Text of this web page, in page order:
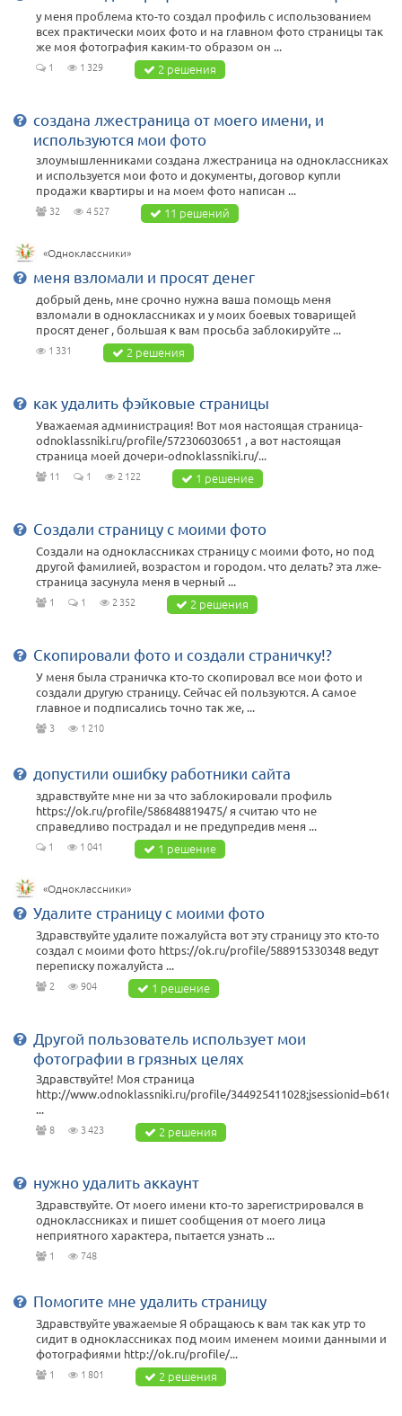
у меня проблема кто-то создал профиль с использованием
всех практически моих фото и на главном фото страницы так
же моя фотография каким-то образом он ...
1 1 329 2 решения
создана лжестраница от моего имени, и
используются мои фото
злоумышленниками создана лжестраница на одноклассниках
и используется мои фото и документы, договор купли
продажи квартиры и на моем фото написан ...
32 4 527 11 решений
«Одноклассники»
меня взломали и просят денег
добрый день, мне срочно нужна ваша помощь меня
взломали в одноклассниках и у моих боевых товарищей
просят денег , большая к вам просьба заблокируйте ...
1 331 2 решения
как удалить фэйковые страницы
Уважаемая администрация! Вот моя настоящая страница-
odnoklassniki.ru/profile/572306030651 , а вот настоящая
страница моей дочери-odnoklassniki.ru/...
11 1 2 122 1 решение
Создали страницу с моими фото
Создали на одноклассниках страницу с моими фото, но под
другой фамилией, возрастом и городом. что делать? эта лже-
страница засунула меня в черный ...
1 1 2 352 2 решения
Скопировали фото и создали страничку!?
У меня была страничка кто-то скопировал все мои фото и
создали другую страницу. Сейчас ей пользуются. А самое
главное и подписались точно так же, ...
3 1 210
допустили ошибку работники сайта
здравствуйте мне ни за что заблокировали профиль
https://ok.ru/profile/586848819475/ я считаю что не
справедливо пострадал и не предупредив меня ...
1 1 041 1 решение
«Одноклассники»
Удалите страницу с моими фото
Здравствуйте удалите пожалуйста вот эту страницу это кто-то
создал с моими фото https://ok.ru/profile/588915330348 ведут
переписку пожалуйста ...
2 904 1 решение
Другой пользователь использует мои
фотографии в грязных целях
Здравствуйте! Моя страница
http://www.odnoklassniki.ru/profile/
...
8 3 423 2 решения
нужно удалить аккаунт
Здравствуйте. От моего имени кто-то зарегистрировался в
одноклассниках и пишет сообщения от моего лица
неприятного характера, пытается узнать ...
1 748
Помогите мне удалить страницу
Здравствуйте уважаемые Я обращаюсь к вам так как утр то
сидит в одноклассниках под моим именем моими данными и
фотографиями http://ok.ru/profile/...
1 1 801 2 решения